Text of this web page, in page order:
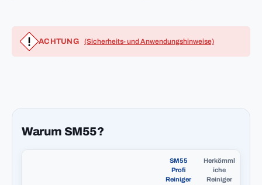
ACHTUNG (Sicherheits- und Anwendungshinweise)
Warum SM55?
SM55
Profi
Reiniger
Herkömml
iche
Reiniger